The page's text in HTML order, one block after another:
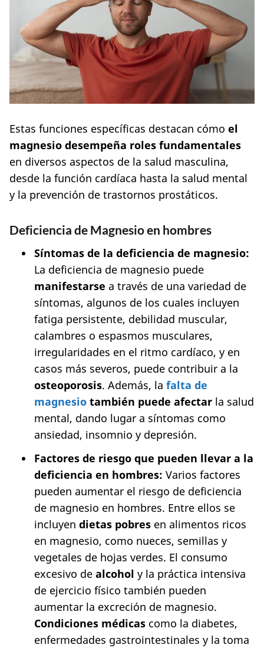
Estas funciones específicas destacan cómo el
magnesio desempeña roles fundamentales
en diversos aspectos de la salud masculina,
desde la función cardíaca hasta la salud mental
y la prevención de trastornos prostáticos.
Deficiencia de Magnesio en hombres
Síntomas de la deficiencia de magnesio:
La deficiencia de magnesio puede
manifestarse a través de una variedad de
síntomas, algunos de los cuales incluyen
fatiga persistente, debilidad muscular,
calambres o espasmos musculares,
irregularidades en el ritmo cardíaco, y en
casos más severos, puede contribuir a la
osteoporosis. Además, la falta de
magnesio también puede afectar la salud
mental, dando lugar a síntomas como
ansiedad, insomnio y depresión.
Factores de riesgo que pueden llevar a la
deficiencia en hombres: Varios factores
pueden aumentar el riesgo de deficiencia
de magnesio en hombres. Entre ellos se
incluyen dietas pobres en alimentos ricos
en magnesio, como nueces, semillas y
vegetales de hojas verdes. El consumo
excesivo de alcohol y la práctica intensiva
de ejercicio físico también pueden
aumentar la excreción de magnesio.
Condiciones médicas como la diabetes,
enfermedades gastrointestinales y la toma